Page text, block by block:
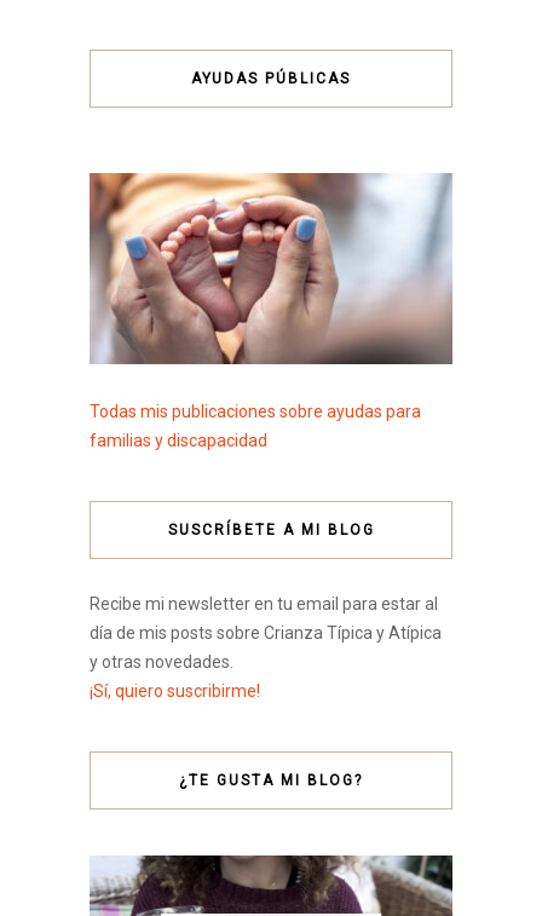
AYUDAS PÚBLICAS
Todas mis publicaciones sobre ayudas para
familias y discapacidad
SUSCRÍBETE A MI BLOG
Recibe mi newsletter en tu email para estar al
día de mis posts sobre Crianza Típica y Atípica
y otras novedades.
¡Sí, quiero suscribirme!
¿TE GUSTA MI BLOG?